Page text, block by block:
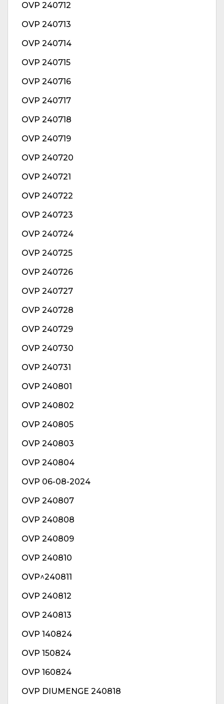
OVP 240712
OVP 240713
OVP 240714
OVP 240715
OVP 240716
OVP 240717
OVP 240718
OVP 240719
OVP 240720
OVP 240721
OVP 240722
OVP 240723
OVP 240724
OVP 240725
OVP 240726
OVP 240727
OVP 240728
OVP 240729
OVP 240730
OVP 240731
OVP 240801
OVP 240802
OVP 240805
OVP 240803
OVP 240804
OVP 06-08-2024
OVP 240807
OVP 240808
OVP 240809
OVP 240810
OVP^240811
OVP 240812
OVP 240813
OVP 140824
OVP 150824
OVP 160824
OVP DIUMENGE 240818